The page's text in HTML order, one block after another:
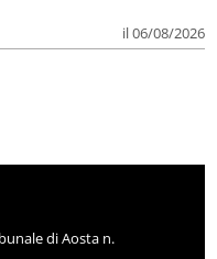
il 06/08/2026
di Aosta n.